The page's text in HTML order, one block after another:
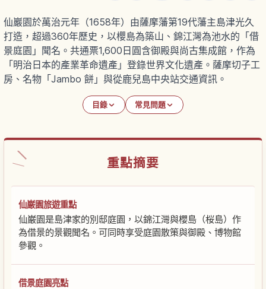
仙巖園於萬治元年（1658年）由薩摩藩第19代藩主島津光久
打造，超過360年歷史，以櫻島為築山、錦江灣為池水的「借
景庭園」聞名。共通票1,600日圓含御殿與尚古集成館，作為
「明治日本的產業革命遺產」登錄世界文化遺產。薩摩切子工
房、名物「Jambo 餅」與從鹿兒島中央站交通資訊。
目錄 常見問題
重點摘要
仙巌園旅遊重點
仙巌園是島津家的別邸庭園，以錦江灣與櫻島（桜島）作
為借景的景觀聞名。可同時享受庭園散策與御殿、博物館
參觀。
借景庭園亮點